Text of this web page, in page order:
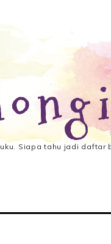
Siapa tahu jadi daftar